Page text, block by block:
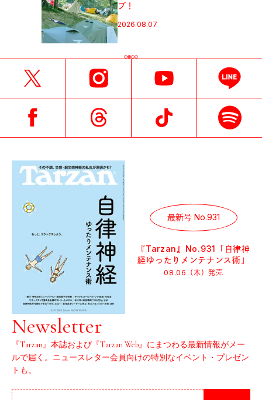
プ！
2026.08.07
最新号 No.931
『Tarzan』No.931「自律神
経ゆったりメンテナンス術」
08.06（木）発売
Newsletter
『Tarzan』本誌および『Tarzan Web』にまつわる最新情報がメー
ルで届く。ニュースレター会員向けの特別なイベント・プレゼン
トも。